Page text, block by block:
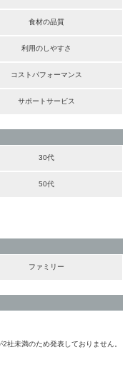
食材の品質
利用のしやすさ
コストパフォーマンス
サポートサービス
30代
50代
ファミリー
未満のため発表しておりません。